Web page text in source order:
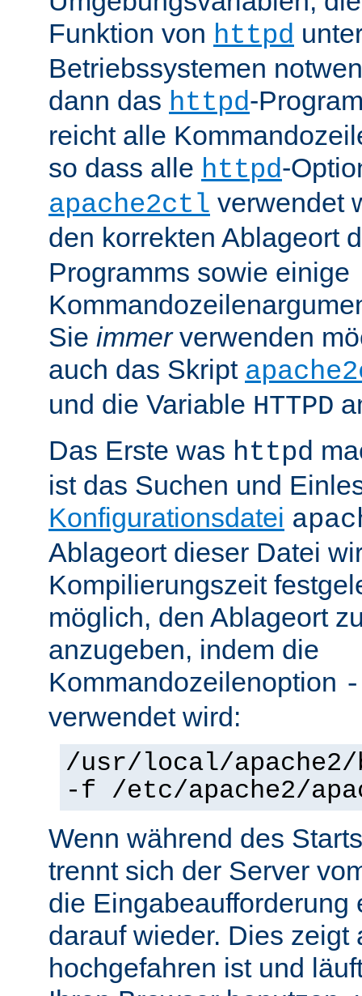
Funktion von httpd
Betriebssystemen
dann das httpd-
reicht alle
so dass alle httpd-
apache2ctl verwendet
den korrekten Ablageort
Programms sowie einige
Sie immerverwenden
auch das Skript
und die Variable HTTPD
Das Erste was httpd
ist das Suchen und
Konfigurationsdatei
Ablageort dieser Datei
Kompilierungszeit
möglich, den Ablageort
anzugeben, indem die
Kommandozeilenoption
verwendet wird:
/usr/local/
-f /etc/apache2/
Wenn während des
trennt sich der Server
die Eingabeaufforderung
darauf wieder. Dies zeigt
hochgefahren ist und